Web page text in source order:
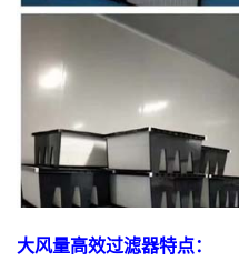
大风量高效过滤器特点：